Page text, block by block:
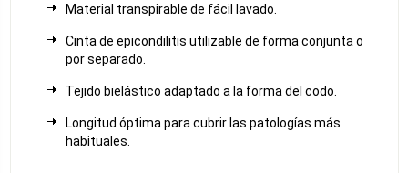
Material transpirable de fácil lavado.
Cinta de epicondilitis utilizable de forma conjunta o
por separado.
Tejido bielástico adaptado a la forma del codo.
Longitud óptima para cubrir las patologías más
habituales.